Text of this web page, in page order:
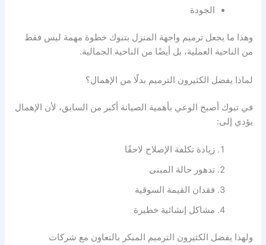
الجودة
وهذا ما يجعل ترميم واجهة المنزل بتبوك خطوة مهمة ليس فقط
من الناحية العملية، بل أيضًا من الناحية الجمالية.
لماذا يفضل الكثيرون الترميم بدلًا من الإهمال؟
في تبوك أصبح الوعي بأهمية الصيانة أكبر من السابق، لأن الإهمال
يؤدي إلى:
زيادة تكلفة الإصلاح لاحقًا
تدهور حالة المبنى
فقدان القيمة السوقية
مشاكل إنشائية خطيرة
ولهذا يفضل الكثيرون الترميم المبكر بالتعاون مع شركات